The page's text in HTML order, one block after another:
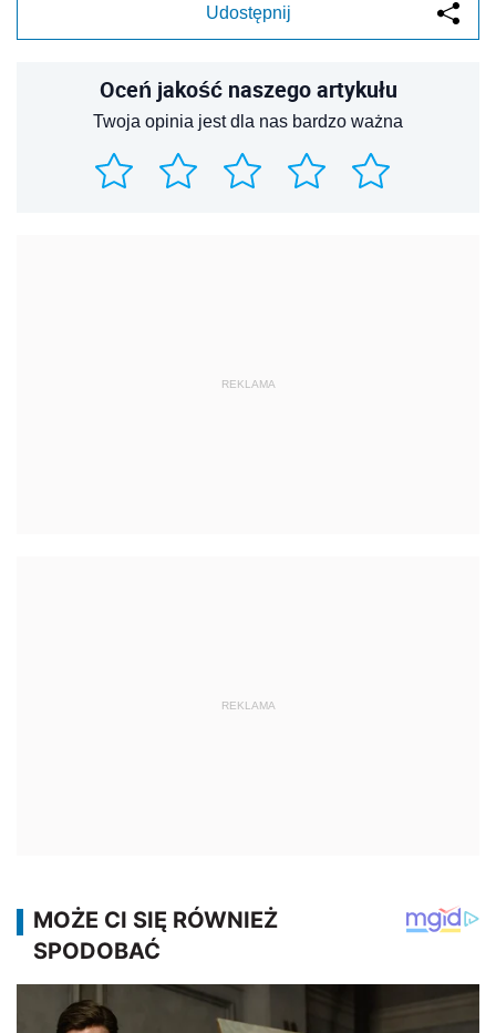
Udostępnij
Oceń jakość naszego artykułu
Twoja opinia jest dla nas bardzo ważna
REKLAMA
REKLAMA